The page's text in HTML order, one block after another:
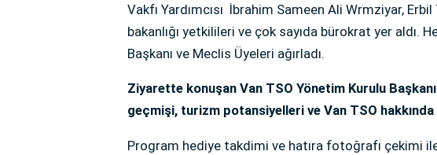
Vakfı Yardımcısı İbrahim Sameen Ali Wrmziyar,
bakanlığı yetkilileri ve çok sayıda bürokrat yer aldı.
Başkanı ve Meclis Üyeleri ağırladı.
Ziyarette konuşan Van TSO Yönetim Kurulu
geçmişi, turizm potansiyelleri ve Van TSO
Program hediye takdimi ve hatıra fotoğrafı çekimi